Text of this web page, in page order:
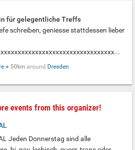
für gelegentliche Treffs
schreiben, geniesse stattdessen lieber
● 50km around Dresden
events from this organizer!
Jeden Donnerstag sind alle